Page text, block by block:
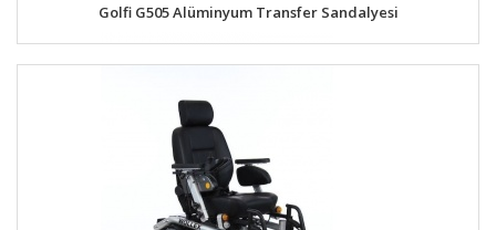
Golfi G505 Alüminyum Transfer Sandalyesi